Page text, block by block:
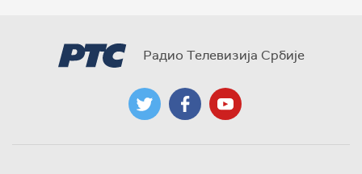
Радио Телевизија Србије